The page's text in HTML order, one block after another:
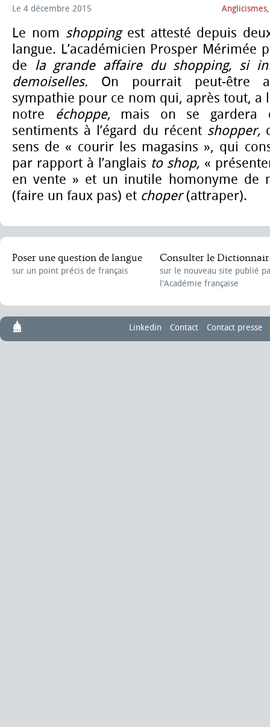
Le 4 décembre 2015
Le nom shopping est attesté depuis
langue. L’académicien Prosper Mérimée
de la grande affaire du shopping, si
demoiselles. On pourrait peut-être
sympathie pour ce nom qui, après tout, a
notre échoppe, mais on se gardera
sentiments à l’égard du récent shopper,
sens de « courir les magasins », qui
par rapport à l’anglais to shop, «
en vente » et un inutile homonyme de
(faire un faux pas) et choper(attraper).
Poser une question de langue
sur un point précis de français
Consulter le
sur le nouveau site publié
l'Académie française
Linkedin Contact Contact presse